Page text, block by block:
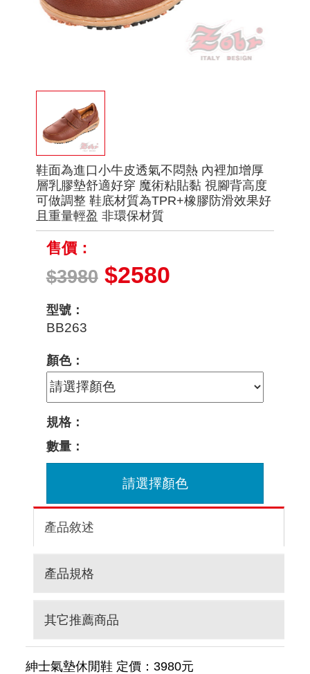
鞋面為進口小牛皮透氣不悶熱 內裡加增厚
層乳膠墊舒適好穿 魔術粘貼黏 視腳背高度
可做調整 鞋底材質為TPR+橡膠防滑效果好
且重量輕盈 非環保材質
售價：
$3980$2580
型號：
BB263
顏色：
規格：
數量：
請選擇顏色
產品敘述
產品規格
其它推薦商品
紳士氣墊休閒鞋 定價：3980元